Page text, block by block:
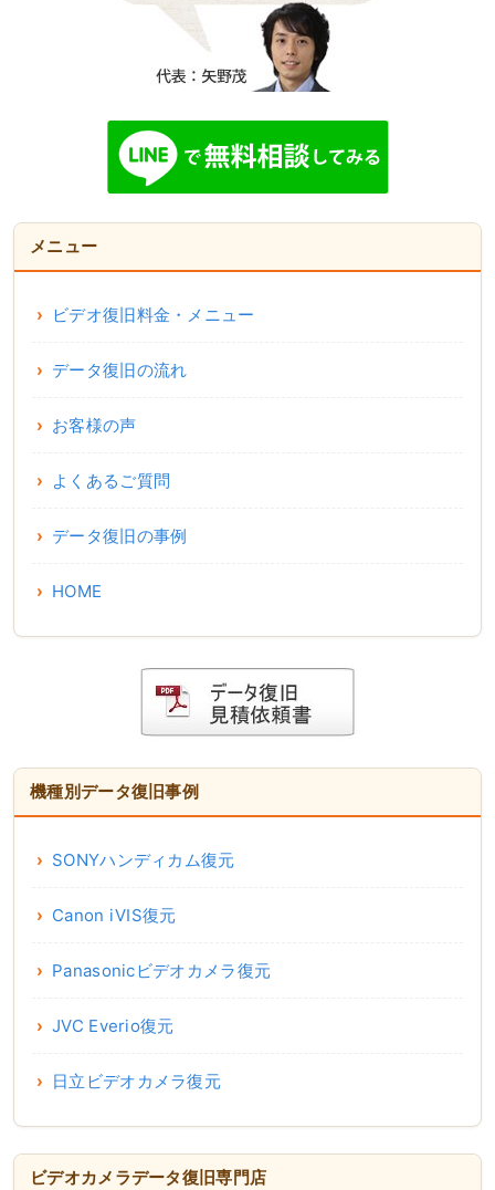
メニュー
ビデオ復旧料金・メニュー
データ復旧の流れ
お客様の声
よくあるご質問
データ復旧の事例
HOME
機種別データ復旧事例
SONYハンディカム復元
Canon iVIS復元
Panasonicビデオカメラ復元
JVC Everio復元
日立ビデオカメラ復元
ビデオカメラデータ復旧専門店